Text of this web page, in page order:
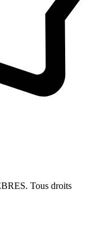
Tous droits